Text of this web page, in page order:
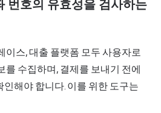
번호의 유효성을 검사하는
이스, 대출 플랫폼 모두 사용자로
를 수집하며, 결제를 보내기 전에
해야 합니다. 이를 위한 도구는